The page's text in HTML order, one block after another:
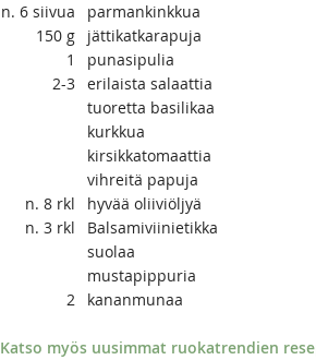
n. 6 siivua
parmankinkkua
150 g
jättikatkarapuja
1
punasipulia
2-3 erilaista salaattia
tuoretta basilikaa
kurkkua
kirsikkatomaattia
vihreitä papuja
n. 8 rkl
hyvää oliiviöljyä
n. 3 rkl
Balsamiviinietikka
suolaa
mustapippuria
2
kananmunaa
Katso myös uusimmat ruokatrendien